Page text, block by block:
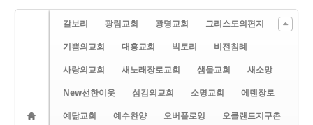
갈보리 광림교회 광명교회
그리스도의편지
기쁨의교회
대흥교회 빅토리
비전침례
사랑의교회
새노래장로교회 샘물교회
새소망
New선한이웃
섬김의교회 소명교회
에덴장로
예닮교회
예수찬양 오버플로잉
오클랜드지구촌